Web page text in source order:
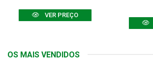
VER PREÇO
OS MAIS VENDIDOS